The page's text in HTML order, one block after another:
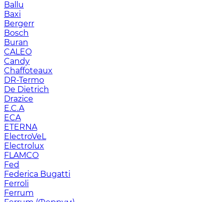
Ballu
Baxi
Bergerr
Bosch
Buran
CALEO
Candy
Chaffoteaux
DR-Termo
De Dietrich
Drazice
E.C.A
ECA
ETERNA
ElectroVeL
Electrolux
FLAMCO
Fed
Federica Bugatti
Ferroli
Ferrum